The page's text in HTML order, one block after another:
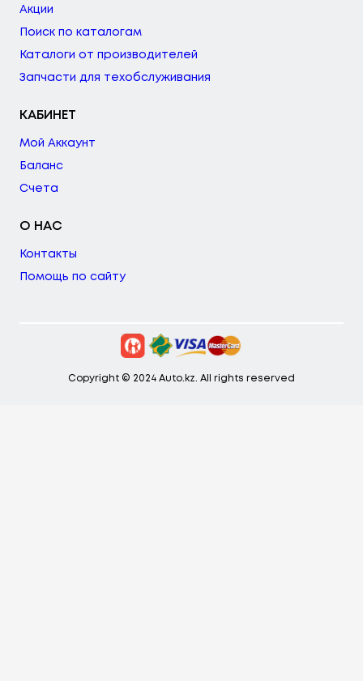
Акции
Поиск по каталогам
Каталоги от производителей
Запчасти для техобслуживания
КАБИНЕТ
Мой Аккаунт
Баланс
Счета
О НАС
Контакты
Помощь по сайту
Copyright © 2024 Auto.kz. All rights reserved